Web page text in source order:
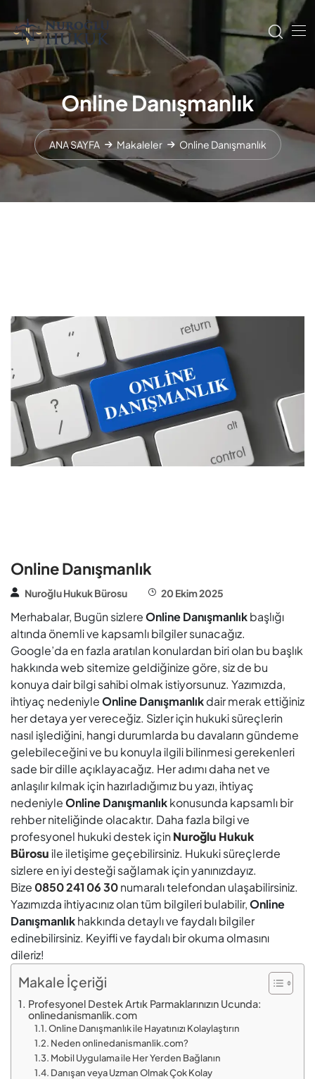
Online Danışmanlık
ANA SAYFA Makaleler Online Danışmanlık
Online Danışmanlık
Nuroğlu Hukuk Bürosu 20 Ekim 2025
Merhabalar, Bugün sizlereOnline Danışmanlıkbaşlığı
altında önemli ve kapsamlı bilgiler sunacağız.
Google’da en fazla aratılan konulardan biri olan bu başlık
hakkında web sitemize geldiğinize göre, siz de bu
konuya dair bilgi sahibi olmak istiyorsunuz. Yazımızda,
ihtiyaç nedeniyleOnline Danışmanlıkdair merak ettiğiniz
her detaya yer vereceğiz. Sizler için hukuki süreçlerin
nasıl işlediğini, hangi durumlarda bu davaların gündeme
gelebileceğini ve bu konuyla ilgili bilinmesi gerekenleri
sade bir dille açıklayacağız. Her adımı daha net ve
anlaşılır kılmak için hazırladığımız bu yazı, ihtiyaç
nedeniyleOnline Danışmanlıkkonusunda kapsamlı bir
rehber niteliğinde olacaktır. Daha fazla bilgi ve
profesyonel hukuki destek içinNuroğlu Hukuk
Bürosuile iletişime geçebilirsiniz. Hukuki süreçlerde
sizlere en iyi desteği sağlamak için yanınızdayız.
Bize 0850 241 06 30numaralı telefondan ulaşabilirsiniz.
Yazımızda ihtiyacınız olan tüm bilgileri bulabilir,Online
Danışmanlıkhakkında detaylı ve faydalı bilgiler
edinebilirsiniz. Keyifli ve faydalı bir okuma olmasını
dileriz!
Makale İçeriği
Profesyonel Destek Artık Parmaklarınızın Ucunda:
onlinedanismanlik.com
Online Danışmanlık ile Hayatınızı Kolaylaştırın
Neden onlinedanismanlik.com?
Mobil Uygulama ile Her Yerden Bağlanın
Danışan veya Uzman Olmak Çok Kolay